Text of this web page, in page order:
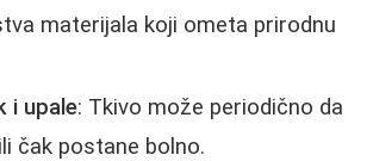
materijala koji ometa prirodnu
i upale: Tkivo može periodično da
čak postane bolno.